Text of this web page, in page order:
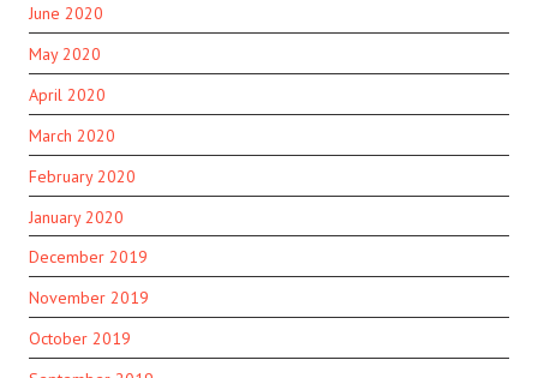
June 2020
May 2020
April 2020
March 2020
February 2020
January 2020
December 2019
November 2019
October 2019